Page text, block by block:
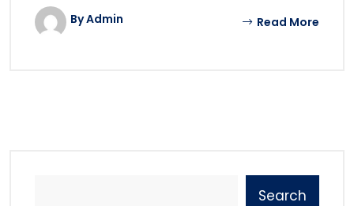
By Admin Read More
Search